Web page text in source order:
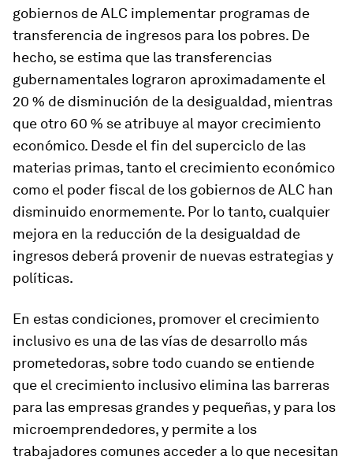
gobiernos de ALC implementar programas de
transferencia de ingresos para los pobres. De
hecho, se estima que las transferencias
gubernamentales lograron aproximadamente el
20 % de disminución de la desigualdad, mientras
que otro 60 % se atribuye al mayor crecimiento
económico. Desde el fin del superciclo de las
materias primas, tanto el crecimiento económico
como el poder fiscal de los gobiernos de ALC han
disminuido enormemente. Por lo tanto, cualquier
mejora en la reducción de la desigualdad de
ingresos deberá provenir de nuevas estrategias y
políticas.
En estas condiciones, promover el crecimiento
inclusivo es una de las vías de desarrollo más
prometedoras, sobre todo cuando se entiende
que el crecimiento inclusivo elimina las barreras
para las empresas grandes y pequeñas, y para los
microemprendedores, y permite a los
trabajadores comunes acceder a lo que necesitan